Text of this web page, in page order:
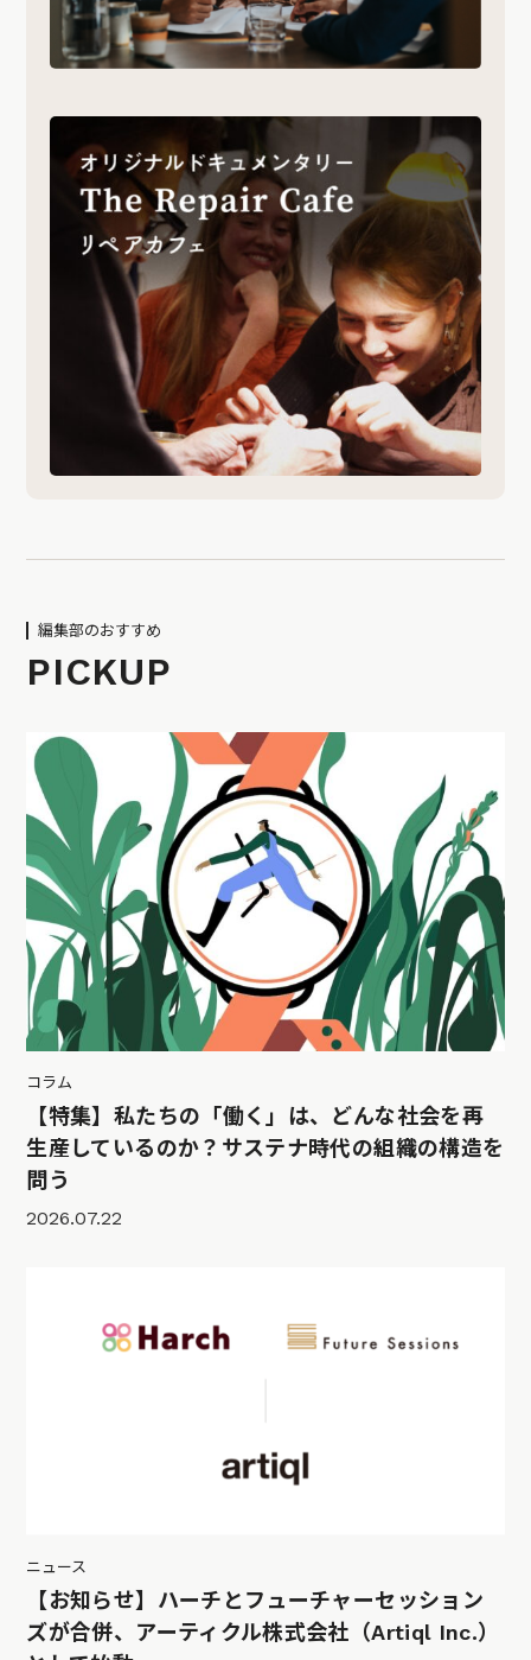
編集部のおすすめ
PICKUP
コラム
【特集】私たちの「働く」は、どんな社会を再
生産しているのか？サステナ時代の組織の構造を
問う
2026.07.22
ニュース
【お知らせ】ハーチとフューチャーセッション
ズが合併、アーティクル株式会社（Artiql Inc.）